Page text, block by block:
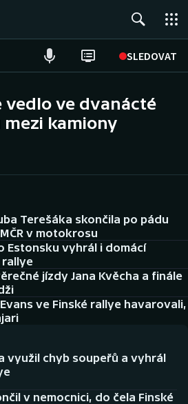
SLEDOVAT
vedlo ve dvanácté
kamiony
Terešáka skončila po pádu
v motokrosu
Estonsku vyhrál i domácí
rallye
jízdy Jana Kvěcha a finále
ve Finské rallye havarovali,
využil chyb soupeřů a vyhrál
v nemocnici, do čela Finské